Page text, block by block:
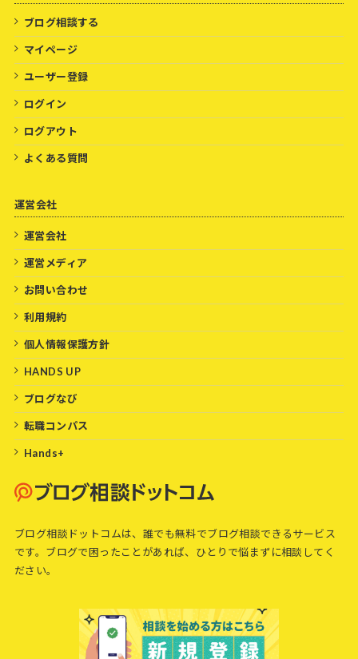
ブログ相談する
マイページ
ユーザー登録
ログイン
ログアウト
よくある質問
運営会社
運営会社
運営メディア
お問い合わせ
利用規約
個人情報保護方針
HANDS UP
ブログなび
転職コンパス
Hands+
ブログ相談ドットコムは、誰でも無料でブログ相談できるサービス
です。ブログで困ったことがあれば、ひとりで悩まずに相談してく
ださい。